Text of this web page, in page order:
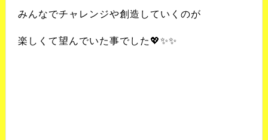
みんなでチャレンジや創造していくのが
楽しくて望んでいた事でした💖✨✨